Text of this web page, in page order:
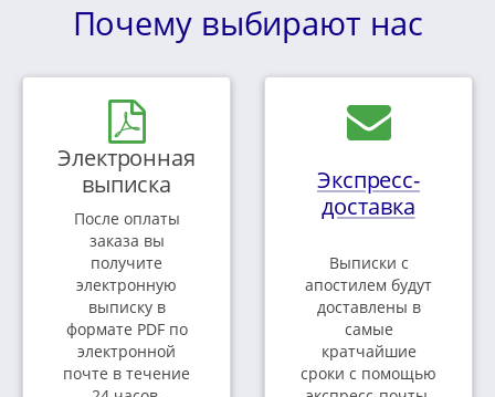
Почему выбирают нас
Электронная
выписка
После оплаты
заказа вы
получите
электронную
выписку в
формате PDF по
электронной
почте в течение
Экспресс-
доставка
Выписки с
апостилем будут
доставлены в
самые
кратчайшие
сроки с помощью